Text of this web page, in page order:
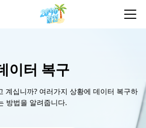
이터 복구
계십니까? 여러가지 상황에 데이터 복구하
방법을 알려줍니다.